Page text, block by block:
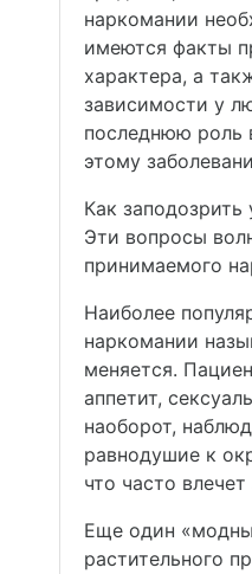
наркомании
имеются факты
характера, а
зависимости у
последнюю роль
этому
Как заподозрить
Эти вопросы
принимаемого
Наиболее
наркомании
меняется.
аппетит,
наоборот,
равнодушие к
что часто
Еще один
растительного